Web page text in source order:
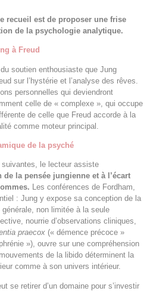
recueil est de proposer une frise
de la psychologie analytique.
à Freud
soutien enthousiaste que Jung
sur l’hystérie et l’analyse des rêves.
personnelles qui deviendront
celle de « complexe », qui occupe
de celle que Freud accorde à la
comme moteur principal.
de la psyché
le lecteur assiste
de la pensée jungienne et à l’écart
Les conférences de Fordham,
: Jung y expose sa conception de la
non limitée à la seule
nourrie d’observations cliniques,
praecox (« démence précoce »
»), ouvre sur une compréhension
de la libido déterminent la
comme à son univers intérieur.
se retirer d’un domaine pour s’investir